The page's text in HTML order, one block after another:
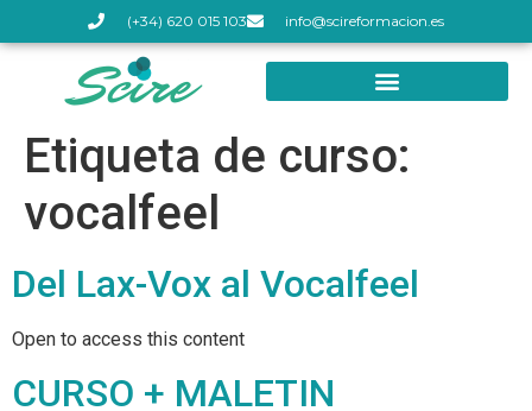
(+34) 620 015 103 info@scireformacion.es
Etiqueta de curso:
vocalfeel
Del Lax-Vox al Vocalfeel
Open to access this content
CURSO + MALETIN